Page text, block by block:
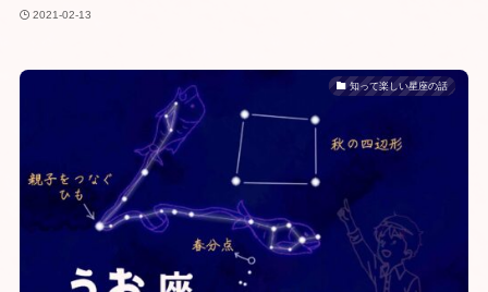
2021-02-13
知って楽しい星座の話